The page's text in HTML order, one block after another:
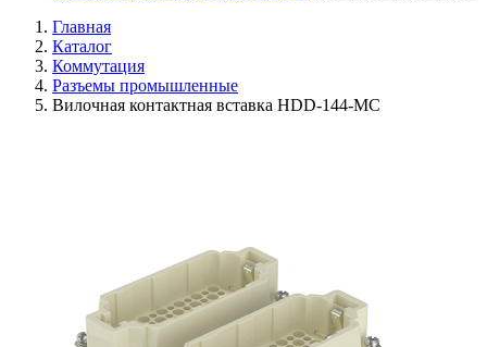
Главная
Каталог
Коммутация
Разъемы промышленные
Вилочная контактная вставка HDD-144-MC